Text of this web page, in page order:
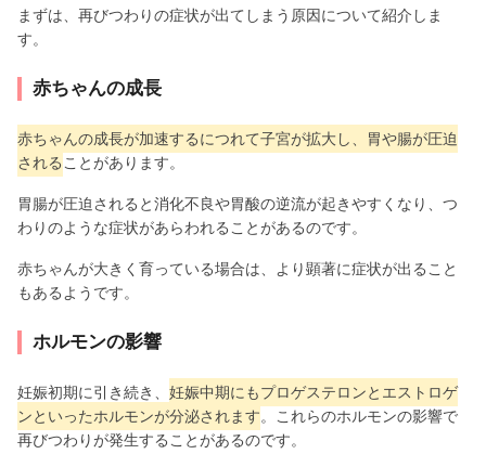
まずは、再びつわりの症状が出てしまう原因について紹介しま
す。
赤ちゃんの成長
赤ちゃんの成長が加速するにつれて子宮が拡大し、胃や腸が圧迫
される ことがあります。
胃腸が圧迫されると消化不良や胃酸の逆流が起きやすくなり、つ
わりのような症状があらわれることがあるのです。
赤ちゃんが大きく育っている場合は、より顕著に症状が出ること
もあるようです。
ホルモンの影響
妊娠初期に引き続き、 妊娠中期にもプロゲステロンとエストロゲ
ンといったホルモンが分泌されます。これらのホルモンの影響で
再びつわりが発生することがあるのです。